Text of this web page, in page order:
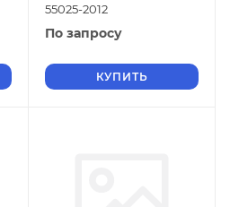
55025-2012
По запросу
КУПИТЬ